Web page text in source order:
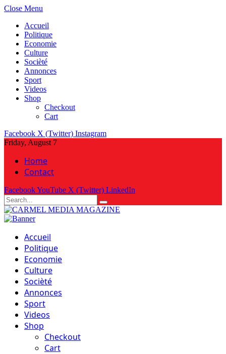
Close Menu
Accueil
Politique
Economie
Culture
Socièté
Annonces
Sport
Videos
Shop
Checkout
Cart
Facebook X (Twitter) Instagram
Friday, August 7
Home
Contact
FacebookYouTube X (Twitter) LinkedIn
Accueil
Politique
Economie
Culture
Socièté
Annonces
Sport
Videos
Shop
Checkout
Cart